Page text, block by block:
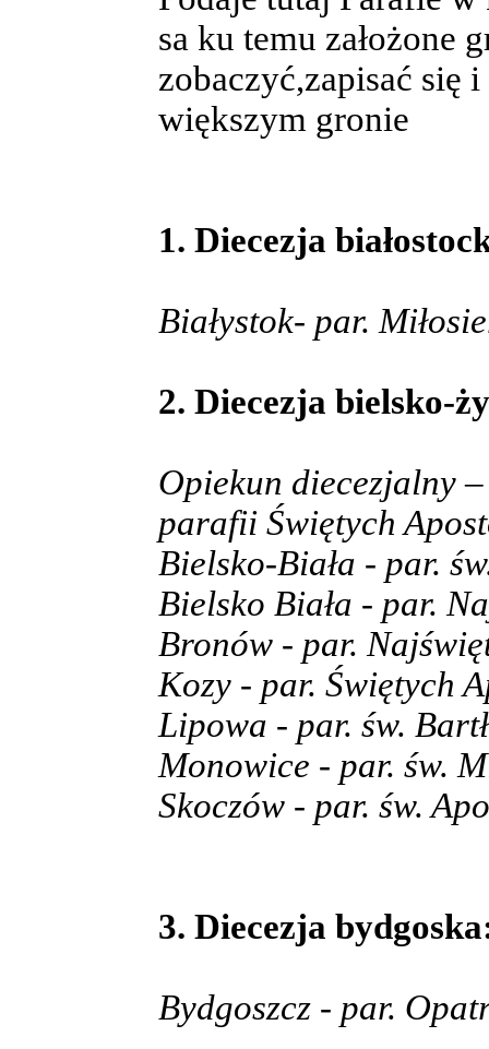
sa ku temu założone
zobaczyć,zapisać się
większym gronie
1. Diecezja
Białystok- par.
2. Diecezja bielsko-
Opiekun diecezjalny
parafii Świętych
Bielsko-Biała - par.
Bielsko Biała - par.
Bronów - par.
Kozy - par. Świętych
Lipowa - par. św.
Monowice - par. św.
Skoczów - par. św.
3. Diecezja
Bydgoszcz - par.